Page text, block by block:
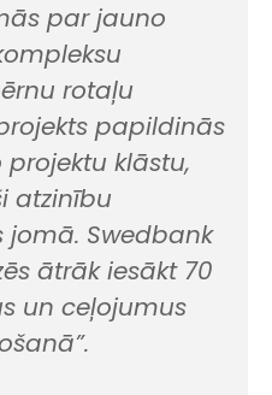
par jauno
rotaļu
papildinās
projektu klāstu,
atzinību
jomā. Swedbank
ātrāk iesākt 70
un ceļojumus
”.